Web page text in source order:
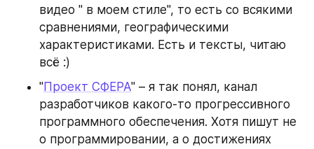
видео " в моем стиле", то есть со всякими
сравнениями, географическими
характеристиками. Есть и тексты, читаю
всё :)
"Проект СФЕРА" – я так понял, канал
разработчиков какого-то прогрессивного
программного обеспечения. Хотя пишут не
о программировании, а о достижениях